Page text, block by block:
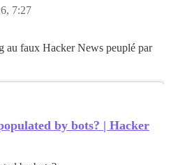
7:27
au faux Hacker News peuplé par
by bots? | Hacker